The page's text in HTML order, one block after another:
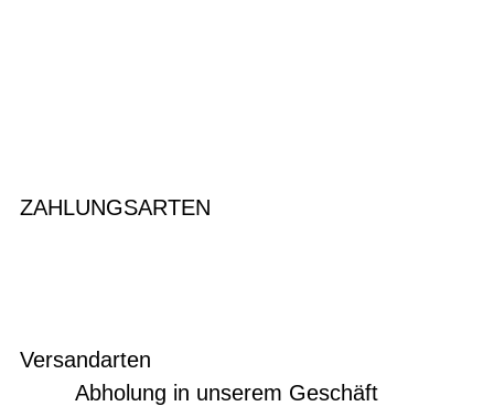
ZAHLUNGSARTEN
Versandarten
Abholung in unserem Geschäft